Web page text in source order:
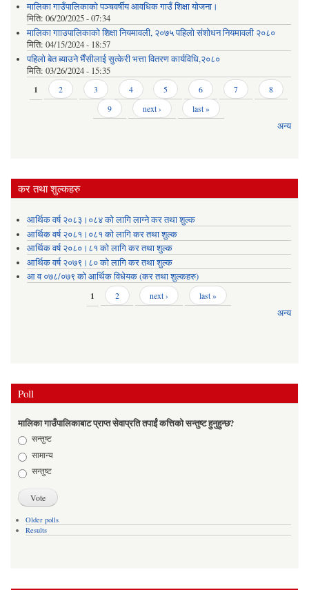
मालिका गाउँपालिकाको पञ्चवर्षीय आवधिक गाउँ शिक्षा योजना।
मिति: 06/20/2025 - 07:34
मालिका गााउपालिकाको शिक्षा नियमावली, २०७५ पहिलो संशोधन नियमावली २०८०
मिति: 04/15/2024 - 18:57
पहिलो बेत ब्याउने भैँसीलाई सुत्केरी भत्ता वितरण कार्यविधि,२०८०
मिति: 03/26/2024 - 15:35
Pages
1 2 3 4 5 6 7
8
9
next › last »
अन्य
कर तथा शुल्कहरु
आर्थिक वर्ष २०८३।०८४ को लागि लाग्ने कर तथा शुल्क
आर्थिक वर्ष २०८१।०८१ को लागि कर तथा शुल्क
आर्थिक वर्ष २०८०।८१ को लागि कर तथा शुल्क
आर्थिक वर्ष २०७९।८० को लागि कर तथा शुल्क
आ व ०७८/०७९ को आर्थिक विधेयक (कर तथा शुल्कहरु)
1 2 next › last »
अन्य
Poll
मालिका गाउँपालिकाबाट प्राप्त सेवाप्रति तपाईं कत्तिको सन्तुष्ट हुनुहुन्छ?
Choices
सन्तुष्ट
सामान्य
सन्तुष्ट
Older polls
Results